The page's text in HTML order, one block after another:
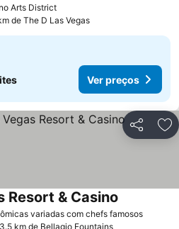
Arts District
de The D Las Vegas
Ver preços
Partilhar
variadas com chefs famosos
Resort & Casino
km de Bellagio Fountains